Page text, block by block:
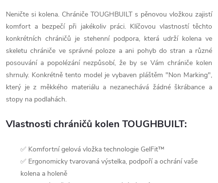
Neničte si kolena. Chrániče TOUGHBUILT s pěnovou vložkou zajistí
komfort a bezpečí při jakékoliv práci. Klíčovou vlastností těchto
konkrétních chráničů je stehenní podpora, která udrží kolena ve
skeletu chrániče ve správné poloze a ani pohyb do stran a různé
posouvání a popolézání nezpůsobí, že by se Vám chrániče kolen
shrnuly. Konkrétně tento model je vybaven pláštěm "Non Marking",
který je z měkkého materiálu a nezanechává žádné škrábance a
stopy na podlahách.
Vlastnosti chráničů kolen TOUGHBUILT:
✅ Komfortní gelová vložka technologie GelFit™
✅ Ergonomicky tvarovaná výstelka, podpoří a ochrání vaše
kolena a holeně